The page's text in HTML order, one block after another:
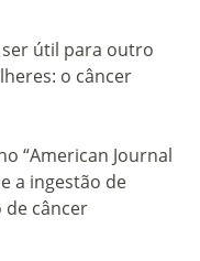
útil para outro
o câncer
“American Journal
a ingestão de
de câncer